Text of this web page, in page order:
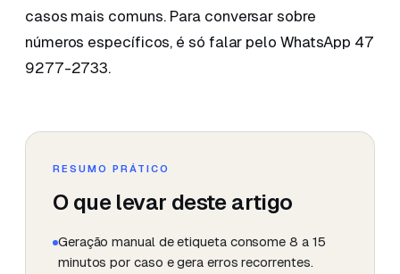
casos mais comuns. Para conversar sobre
números específicos, é só falar pelo WhatsApp 47
9277-2733.
RESUMO PRÁTICO
O que levar deste artigo
Geração manual de etiqueta consome 8 a 15
minutos por caso e gera erros recorrentes.